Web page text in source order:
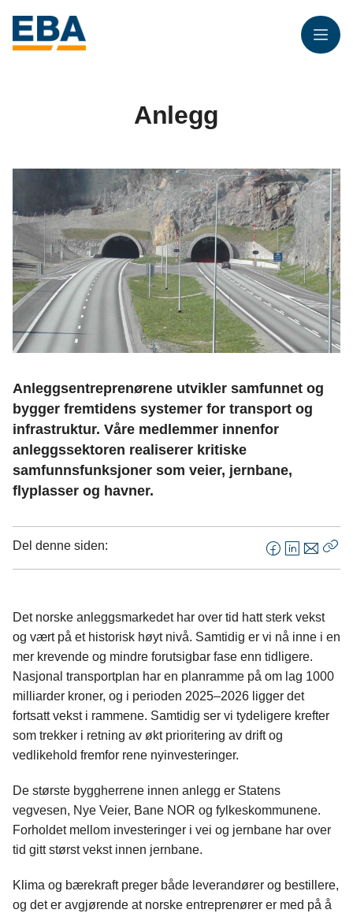
Meny
Anlegg
Anleggsentreprenørene utvikler samfunnet og
bygger fremtidens systemer for transport og
infrastruktur. Våre medlemmer innenfor
anleggssektoren realiserer kritiske
samfunnsfunksjoner som veier, jernbane,
flyplasser og havner.
Del denne siden:
F
e
b
o
L
k
e
d
E
o
s
Det norske anleggsmarkedet har over tid hatt sterk vekst
og vært på et historisk høyt nivå. Samtidig er vi nå inne i en
mer krevende og mindre forutsigbar fase enn tidligere.
Nasjonal transportplan har en planramme på om lag 1000
milliarder kroner, og i perioden 2025–2026 ligger det
fortsatt vekst i rammene. Samtidig ser vi tydeligere krefter
som trekker i retning av økt prioritering av drift og
vedlikehold fremfor rene nyinvesteringer.
De største byggherrene innen anlegg er Statens
vegvesen, Nye Veier, Bane NOR og fylkeskommunene.
Forholdet mellom investeringer i vei og jernbane har over
tid gitt størst vekst innen jernbane.
Klima og bærekraft preger både leverandører og bestillere,
og det er avgjørende at norske entreprenører er med på å